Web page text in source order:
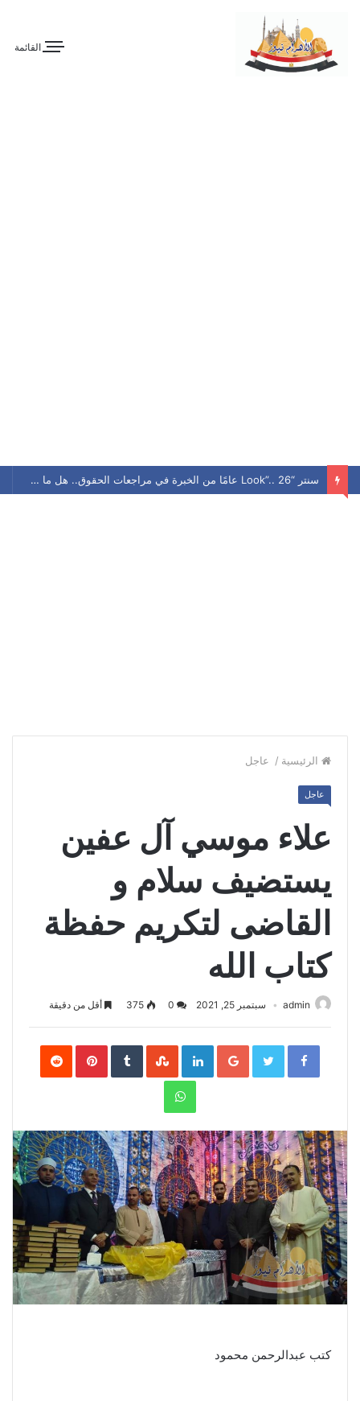
القائمة
سنتر “Look”.. 26 عامًا من الخبرة في مراجعات الحقوق.. هل ما زال يحافظ على مكانته بين الطلاب؟
الرئيسية / عاجل
عاجل
علاء موسي آل عفين
يستضيف سلام و
القاضى لتكريم حفظة
كتاب الله
admin سبتمبر 25, 2021 375 أقل من دقيقة
Facebook
Twitter
Google+
LinkedIn
Pinterest
WhatsApp
كتب عبدالرحمن محمود